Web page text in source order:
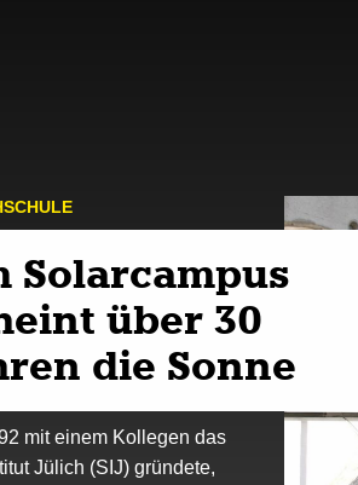
Solarcampus
über 30
die Sonne
mit einem Kollegen das
Jülich (SIJ) gründete,